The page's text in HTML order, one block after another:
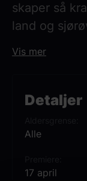
Detaljer
Alle
17 april
skaper så
land og
bra – lyden
har Mini
grusen og
Vis mer